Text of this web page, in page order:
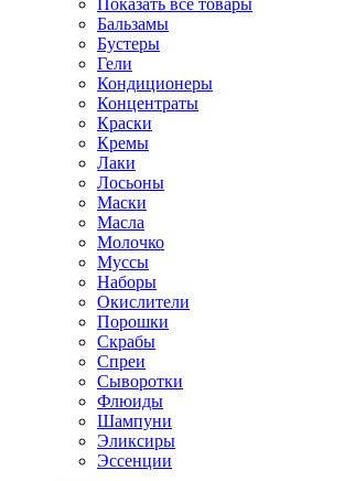
Показать все товары
Бальзамы
Бустеры
Гели
Кондиционеры
Концентраты
Краски
Кремы
Лаки
Лосьоны
Маски
Масла
Молочко
Муссы
Наборы
Окислители
Порошки
Скрабы
Спреи
Сыворотки
Флюиды
Шампуни
Эликсиры
Эссенции